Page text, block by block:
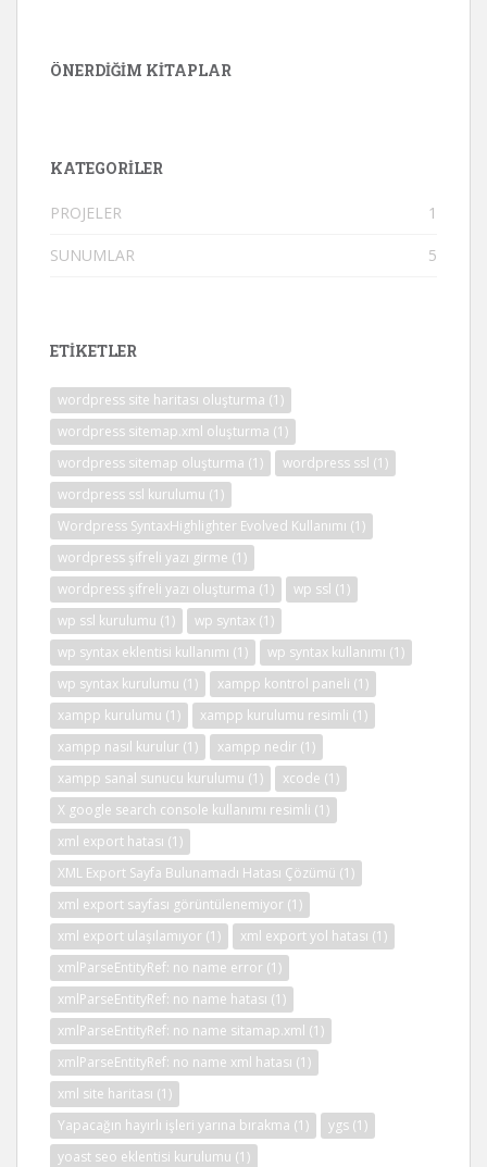
ÖNERDIĞIM KITAPLAR
KATEGORILER
PROJELER 1
SUNUMLAR 5
ETİKETLER
wordpress site haritası oluşturma (1)
wordpress sitemap.xml oluşturma (1)
wordpress sitemap oluşturma (1) wordpress ssl (1)
wordpress ssl kurulumu (1)
Wordpress SyntaxHighlighter Evolved Kullanımı (1)
wordpress şifreli yazı girme (1)
wordpress şifreli yazı oluşturma (1) wp ssl (1)
wp ssl kurulumu (1) wp syntax (1)
wp syntax eklentisi kullanımı (1) wp syntax kullanımı (1)
wp syntax kurulumu (1) xampp kontrol paneli (1)
xampp kurulumu (1) xampp kurulumu resimli (1)
xampp nasıl kurulur (1) xampp nedir (1)
xampp sanal sunucu kurulumu (1) xcode (1)
X google search console kullanımı resimli (1)
xml export hatası (1)
XML Export Sayfa Bulunamadı Hatası Çözümü (1)
xml export sayfası görüntülenemiyor (1)
xml export ulaşılamıyor (1) xml export yol hatası (1)
xmlParseEntityRef: no name error (1)
xmlParseEntityRef: no name hatası (1)
xmlParseEntityRef: no name sitamap.xml (1)
xmlParseEntityRef: no name xml hatası (1)
xml site haritası (1)
Yapacağın hayırlı işleri yarına bırakma (1) ygs (1)
yoast seo eklentisi kurulumu (1)